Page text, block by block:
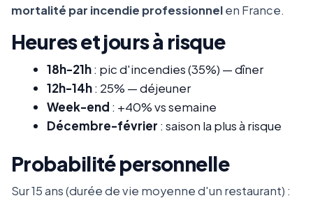
mortalité par incendie professionnelen France.
Heures et jours à risque
18h-21h: pic d'incendies (35%) — dîner
12h-14h: 25% — déjeuner
Week-end : +40% vs semaine
Décembre-février : saison la plus à risque
Probabilité personnelle
Sur 15 ans (durée de vie moyenne d'un restaurant) :